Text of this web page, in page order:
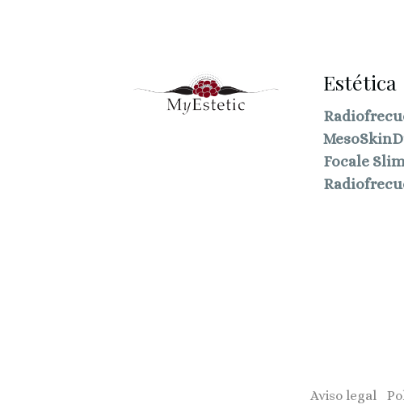
Estética
Focale
Aviso legal